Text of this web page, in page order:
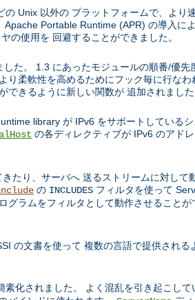
Unix 以外の プラットフォームで、よ
Apache Portable Runtime (APR) の導入に
の使用を 回避することができました。
た。 1.3 にあったモジュールの順番/優
り柔軟性を高めるためにフック毎に行な
きるように新しい関数が 追加されました
library が IPv6 をサポートしている
の各ディレクティブが IPv6 のアド
たり、サーバへ 送るストリームに対し
の INCLUDES フィルタを使って
グラムをフィルタとして動作させること
の文書を使って 複数の言語で提供され
化されました。 よく混乱を引き起こして